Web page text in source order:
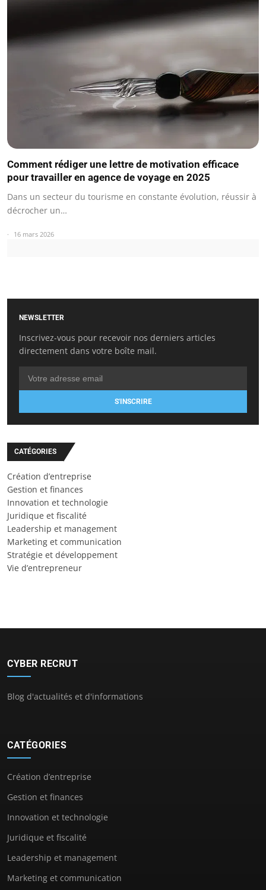
Comment rédiger une lettre de motivation efficace
pour travailler en agence de voyage en 2025
Dans un secteur du tourisme en constante évolution, réussir à
décrocher un…
16 mars 2026
NEWSLETTER
Inscrivez-vous pour recevoir nos derniers articles
directement dans votre boîte mail.
S'INSCRIRE
CATÉGORIES
Création d’entreprise
Gestion et finances
Innovation et technologie
Juridique et fiscalité
Leadership et management
Marketing et communication
Stratégie et développement
Vie d’entrepreneur
CYBER RECRUT
Blog d'actualités et d'informations
CATÉGORIES
Création d’entreprise
Gestion et finances
Innovation et technologie
Juridique et fiscalité
Leadership et management
Marketing et communication